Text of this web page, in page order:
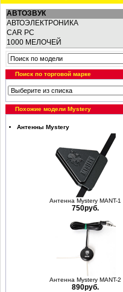
АВТОЗВУК
АВТОЭЛЕКТРОНИКА
CAR PC
1000 МЕЛОЧЕЙ
Поиск по торговой марке
Похожие модели Mystery
Антенны Mystery
Антенна Mystery MANT-1
750руб.
Антенна Mystery MANT-2
890руб.